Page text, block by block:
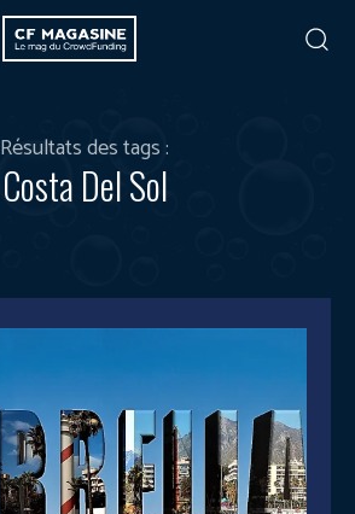
Résultats des tags :
Costa Del Sol